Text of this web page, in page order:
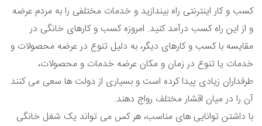
کسب و کار اینترنتی راه بیندازید و خدمات مختلفی را به مردم عرضه
و از این راه کسب درآمد کنید. امروزه کسب و کارهای خانگی در
مقایسه با کسب و کارهای دیگر، به دلیل تنوع در عرضه محصولات و
خدمات یا تنوع در زمان و مکان عرضه خدمات و محصولات،
طرفداران زیادی پیدا کرده است و بسیاری از دولت ها سعی می کنند
آن را در میان اقشار مختلف رواج دهند.
با داشتن توانایی های مناسب، هر کس می تواند یک شغل خانگی